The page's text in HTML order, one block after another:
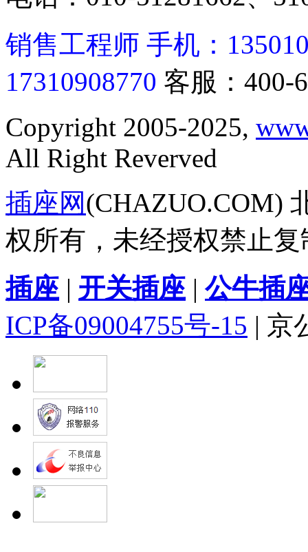
销售工程师 手机：
17310908770 客服：400-
Copyright 2005-2025,
All Right Reverved
插座网(CHAZUO.COM)
权所有，未经授权禁止
插座 | 开关插座 | 公牛插
ICP备09004755号-15 | 京